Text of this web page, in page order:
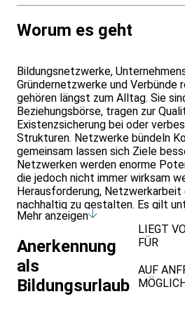
Worum es geht
Bildungsnetzwerke,
Gründernetzwerke und Verbünde
gehören längst zum Alltag. Sie
Beziehungsbörse, tragen zur
Existenzsicherung bei oder
Strukturen. Netzwerke bündeln
gemeinsam lassen sich Ziele
Netzwerken werden enorme
die jedoch nicht immer wirksam
Herausforderung,
nachhaltig zu gestalten. Es gilt
Interessen zu integrieren,
schwierige
strukturieren und komplexe
Die Fortbildung vermittelt ein
von Netzwerken und
erfolgreiche Gestaltung und
Netzwerken. Die
Mehr anzeigen
Anerkennung
als
Bildungsurlaub
LIEGT
FÜR
AUF